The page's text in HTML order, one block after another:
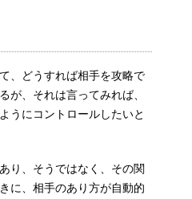
、どうすれば相手を攻略で
が、それは言ってみれば、
うにコントロールしたいと
り、そうではなく、その関
に、相手のあり方が自動的